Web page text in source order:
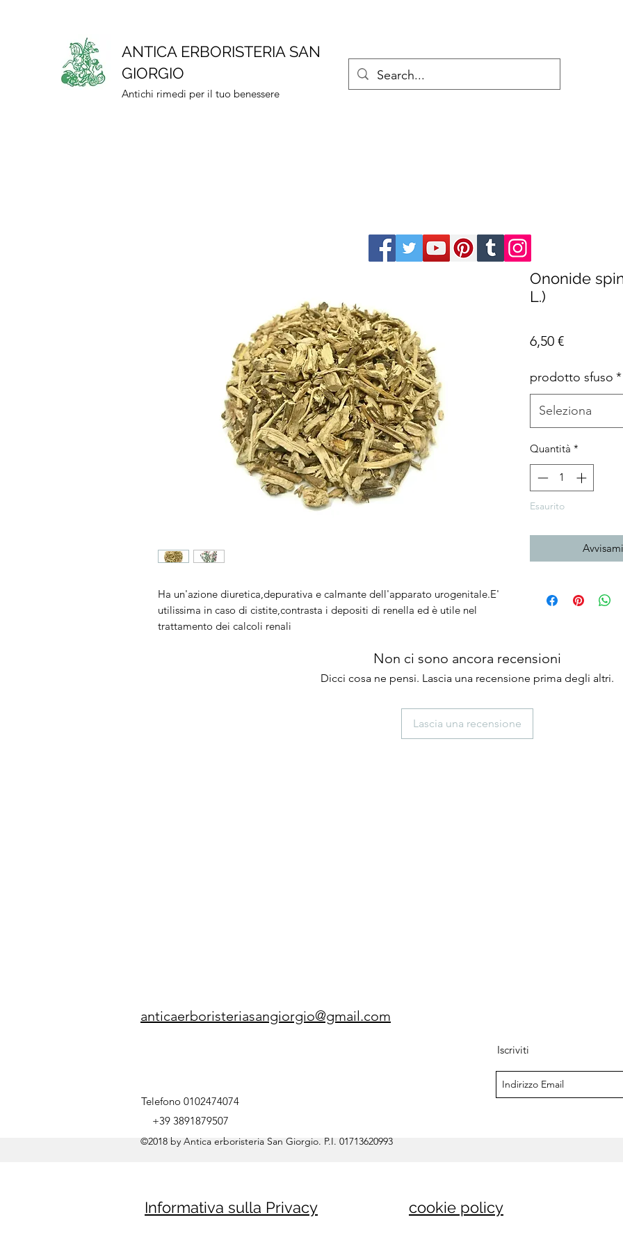
ANTICA ERBORISTERIA SAN
GIORGIO
Antichi rimedi per il tuo benessere
Ha un'azione diuretica,depurativa e calmante dell'apparato urogenitale.E'
utilissima in caso di cistite,contrasta i depositi di renella ed è utile nel
trattamento dei calcoli renali
Ononide
L.)
6,50 €Prezzo
prodotto sfuso *
Seleziona
Quantità *
Esaurito
Non ci sono ancora recensioni
Dicci cosa ne pensi. Lascia una recensione prima degli altri.
Lascia una recensione
anticaerboristeriasangiorgio@gmail.com
Telefono 0102474074
+39 3891879507
Iscriviti
©2018 by Antica erboristeria San Giorgio. P.I. 01713620993
Informativa sulla Privacy cookie policy